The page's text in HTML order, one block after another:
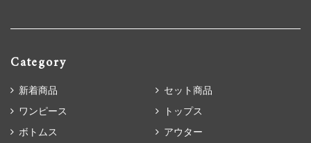
Category
新着商品
セット商品
ワンピース
トップス
ボトムス
アウター